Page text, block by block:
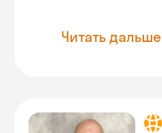
Читать дальше